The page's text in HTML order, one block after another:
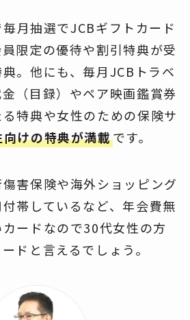
毎月抽選でJCBギフトカード
限定の優待や割引特典が受
。他にも、毎月JCBトラベ
（目録）やペア映画鑑賞券
特典や女性のための保険サ
向けの特典が満載です。
害保険や海外ショッピング
帯しているなど、年会費無
ードなので30代女性の方
ドと言えるでしょう。